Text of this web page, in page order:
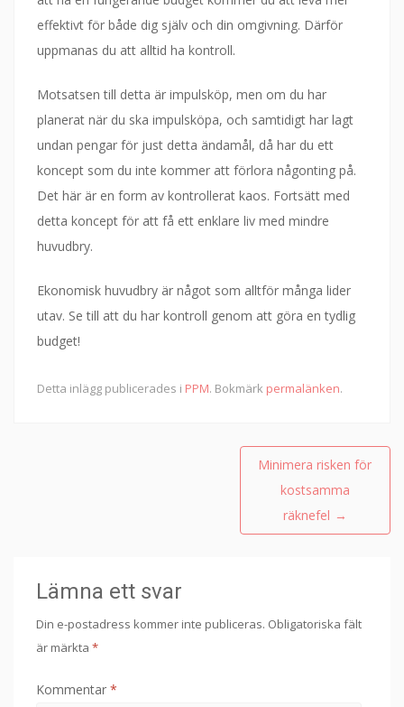
effektivt för både dig själv och din omgivning. Därför
uppmanas du att alltid ha kontroll.
Motsatsen till detta är impulsköp, men om du har
planerat när du ska impulsköpa, och samtidigt har lagt
undan pengar för just detta ändamål, då har du ett
koncept som du inte kommer att förlora någonting på.
Det här är en form av kontrollerat kaos. Fortsätt med
detta koncept för att få ett enklare liv med mindre
huvudbry.
Ekonomisk huvudbry är något som alltför många lider
utav. Se till att du har kontroll genom att göra en tydlig
budget!
Detta inlägg publicerades i PPM. Bokmärk permalänken.
Minimera risken för
kostsamma
räknefel →
Lämna ett svar
Din e-postadress kommer inte publiceras. Obligatoriska fält
är märkta *
Kommentar *